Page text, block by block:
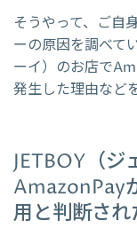
そうやって、ご自
ーの原因を調べて
ーイ）のお店で
発生した理由など
JETBOY（ジ
AmazonPay
用と判断され